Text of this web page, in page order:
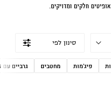
חלקים ומדויקים.
סינון לפי
פיג'מות מחטבים גרביים עם